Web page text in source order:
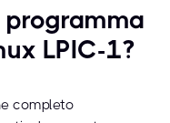
LPIC-1?
completo